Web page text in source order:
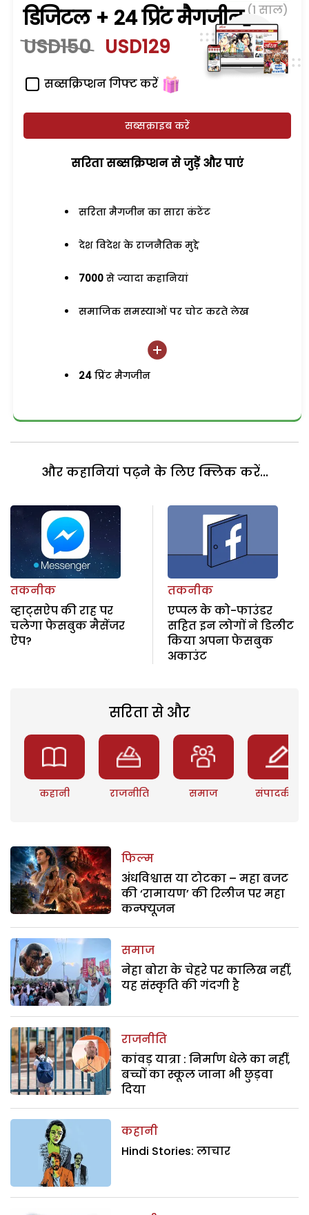
डिजिटल + 24 प्रिंट मैगजीन (1 साल)
USD150 USD129
सब्सक्रिप्शन गिफ्ट करें
सब्सक्राइब करें
सरिता सब्सक्रिप्शन से जुड़ेें और पाएं
सरिता मैगजीन का सारा कंटेंट
देश विदेश के राजनैतिक मुद्दे
7000 से ज्यादा कहानियां
समाजिक समस्याओं पर चोट करते लेख
24 प्रिंट मैगजीन
और कहानियां पढ़ने के लिए क्लिक करें...
तकनीक
व्हाट्सऐप की राह पर
चलेगा फेसबुक मैसेंजर
ऐप?
तकनीक
एप्पल के को-फाउंडर
सहित इन लोगों ने डिलीट
किया अपना फेसबुक
अकाउंट
सरिता से और
कहानी राजनीति समाज संपादकीय
फिल्म
अंधविश्वास या टोटका – महा बजट
की ‘रामायण’ की रिलीज पर महा
कन्फ्यूजन
समाज
नेहा बोरा के चेहरे पर कालिख नहीं,
यह संस्कृति की गंदगी है
राजनीति
कांवड़ यात्रा : निर्माण धेले का नहीं,
बच्चों का स्कूल जाना भी छुड़वा
दिया
कहानी
Hindi Stories: लाचार